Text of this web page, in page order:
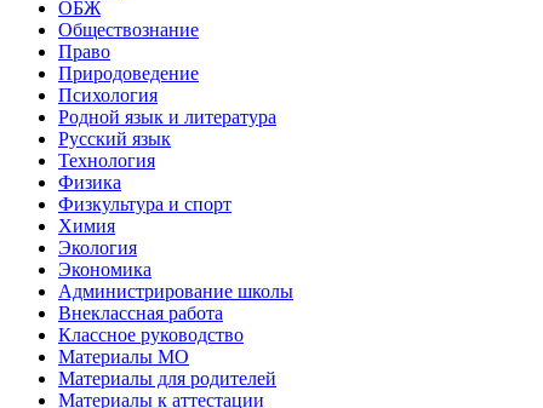
ОБЖ
Обществознание
Право
Природоведение
Психология
Родной язык и литература
Русский язык
Технология
Физика
Физкультура и спорт
Химия
Экология
Экономика
Администрирование школы
Внеклассная работа
Классное руководство
Материалы МО
Материалы для родителей
Материалы к аттестации